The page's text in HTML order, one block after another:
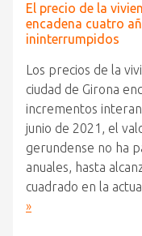
El precio de la
encadena cuatro
ininterrumpidos
Los precios de la
ciudad de Girona
incrementos
junio de 2021, el
gerundense no ha
anuales, hasta
cuadrado en la
»